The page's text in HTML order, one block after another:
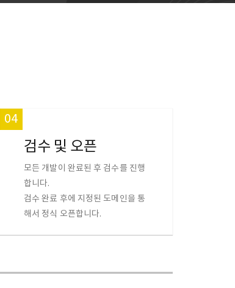
04
검수 및 오픈
모든 개발이 완료된 후 검수를 진행
합니다.
검수 완료 후에 지정된 도메인을 통
해서 정식 오픈합니다.